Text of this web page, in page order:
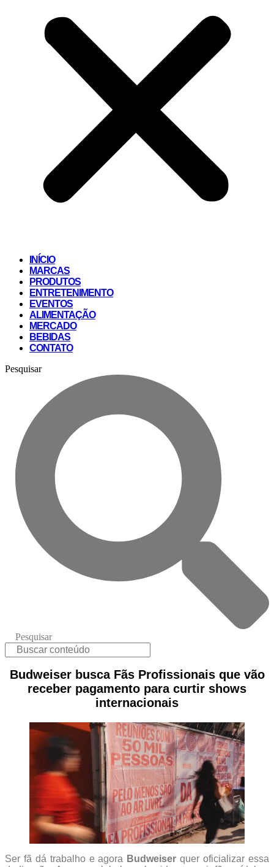
INÍCIO
MARCAS
PRODUTOS
ENTRETENIMENTO
EVENTOS
ALIMENTAÇÃO
MERCADO
BEBIDAS
CONTATO
Pesquisar
Pesquisar
Budweiser busca Fãs Profissionais que vão
receber pagamento para curtir shows
internacionais
Ser fã dá trabalho e agora Budweiser quer oficializar essa